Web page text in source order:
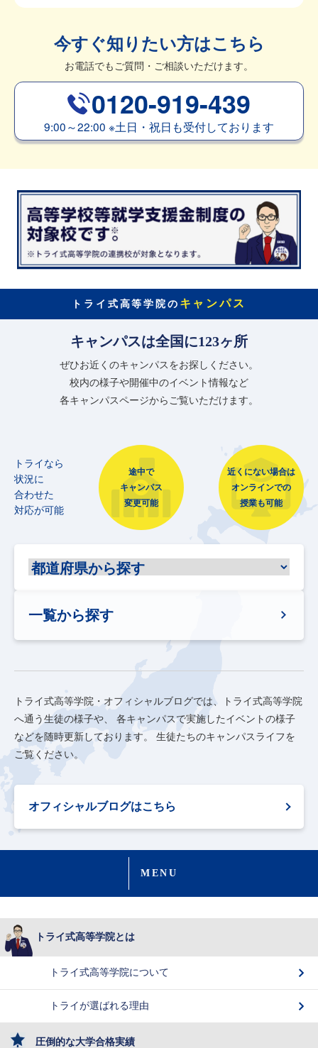
今すぐ知りたい方はこちら
お電話でもご質問・ご相談いただけます。
0120-919-439
9:00～22:00 ※土日・祝日も受付しております
トライ式高等学院の キャンパス
キャンパスは全国に123ヶ所
ぜひお近くのキャンパスをお探しください。
校内の様子や開催中のイベント情報など
各キャンパスページからご覧いただけます。
トライなら
状況に
合わせた
対応が可能
途中で
キャンパス
変更可能
近くにない場合は
オンラインでの
授業も可能
一覧から探す
トライ式高等学院・オフィシャルブログでは、トライ式高等学院
へ通う生徒の様子や、
各キャンパスで実施したイベントの様子
などを随時更新しております。
生徒たちのキャンパスライフを
ご覧ください。
オフィシャルブログはこちら
MENU
トライ式高等学院とは
トライ式高等学院について
トライが選ばれる理由
圧倒的な大学合格実績